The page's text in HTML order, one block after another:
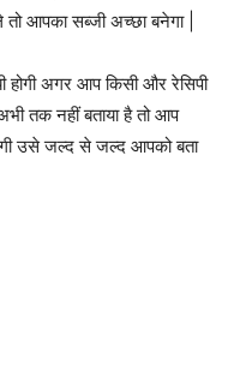
आपका सब्जी अच्छा बनेगा |
होगी अगर आप किसी और रेसिपी
तक नहीं बताया है तो आप
उसे जल्द से जल्द आपको बता